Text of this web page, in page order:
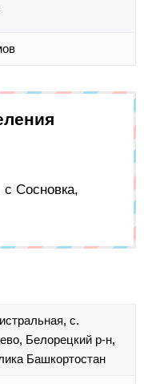
Сосновка,
с.
Белорецкий р-н,
Башкортостан